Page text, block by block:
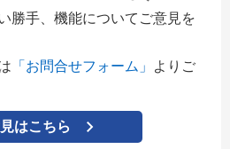
勝手、機能についてご意見を
「お問合せフォーム」
よりご
はこちら